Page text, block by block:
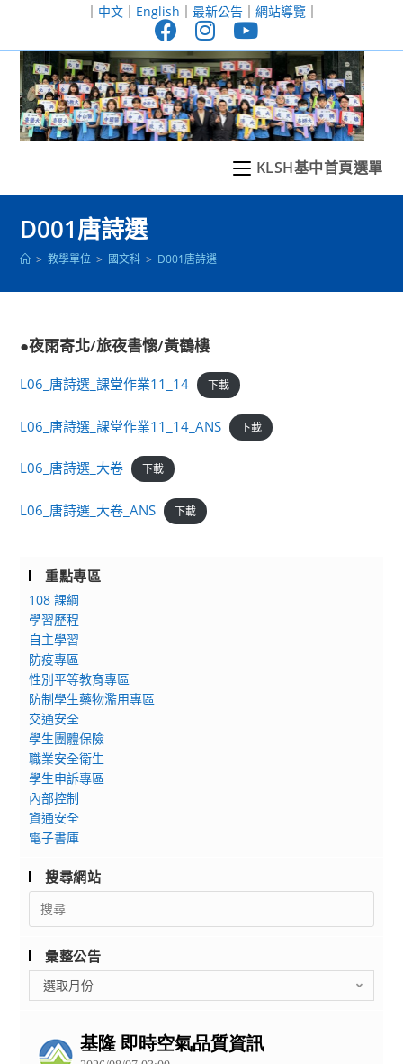
至
｜ 中文｜ English ｜ 最新公告｜ 網站導覽｜
KLSH基中首頁選單
D001唐詩選
> 教學單位 > 國文科 > D001唐詩選
●夜雨寄北/旅夜書懷/黃鶴樓
L06_唐詩選_課堂作業11_14 下載
L06_唐詩選_課堂作業11_14_ANS 下載
L06_唐詩選_大卷 下載
L06_唐詩選_大卷_ANS 下載
重點專區
108 課綱
學習歷程
自主學習
防疫專區
性別平等教育專區
防制學生藥物濫用專區
交通安全
學生團體保險
職業安全衛生
學生申訴專區
內部控制
資通安全
電子書庫
搜尋網站
Search
for:
彙整公告
整
選取月份